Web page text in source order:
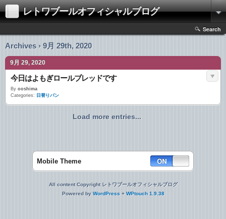
レトワブールオフィシャルブログ
Search
Archives › 9月 29th, 2020
9月 29, 2020
今日はよもぎロールブレッドです
By ooshima
Categories: 日替りパン
Load more entries...
Mobile Theme
All content Copyright レトワブールオフィシャルブログ
Powered by WordPress + WPtouch 1.9.38